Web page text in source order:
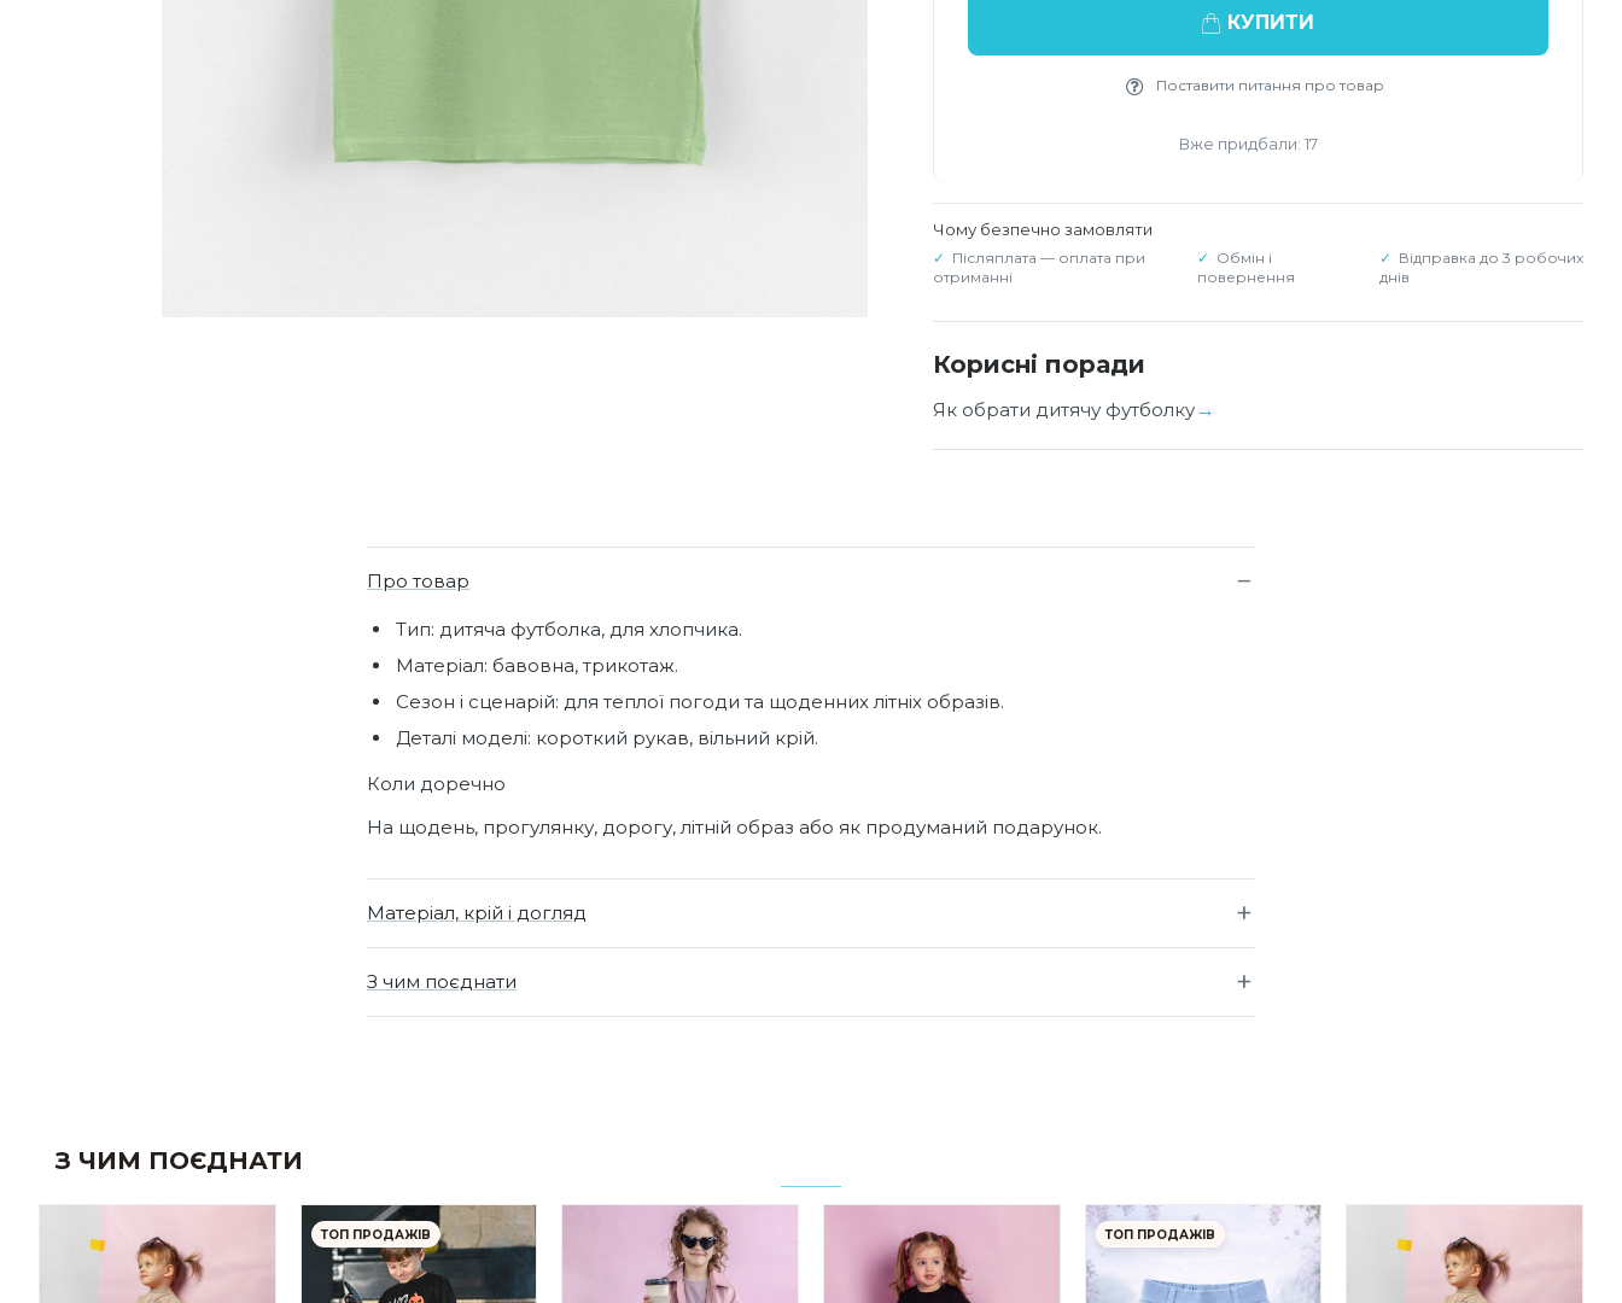
КУПИТИ
Поставити питання про товар
Вже придбали: 17
Чому безпечно замовляти
Післяплата — оплата при
отриманні
Обмін і
повернення
Відправка до 3 робочих
днів
Корисні поради
Як обрати дитячу футболку
Про товар
Тип: дитяча футболка, для хлопчика.
Матеріал: бавовна, трикотаж.
Сезон і сценарій: для теплої погоди та щоденних літніх образів.
Деталі моделі: короткий рукав, вільний крій.
Коли доречно
На щодень, прогулянку, дорогу, літній образ або як продуманий подарунок.
Матеріал, крій і догляд
З чим поєднати
З ЧИМ ПОЄДНАТИ
ТОП ПРОДАЖІВ ТОП ПРОДАЖІВ